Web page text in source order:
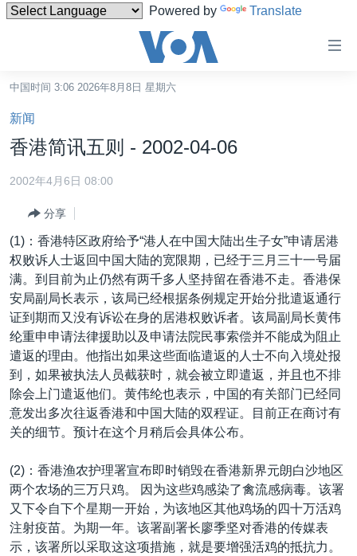
Powered by Translate
碍
链
接
转
转
到
导
航
跳
转
到
检
港澳
国际
最新国际新闻
印太
中东
欧洲
非洲
美洲
分类新闻
经济·金融·贸易
人权·法律·宗教
科教·文娱·体健
军事
劳工
美中关系
热点专题
白宫要闻
国会报道
美中关系
埃博拉疫情
美国之音专访
重要讲话与声明
VOA视频
VOA今日焦点
中文广播
关注我们
中国时间 3:06 2026年8月8日 星期六
新闻
香港简讯五则 - 2002-04-06
2002年4月6日 08:00
分享
(1)：香港特区政府给予“港人在中国大陆出生子女”申请居港
权败诉人士返回中国大陆的宽限期，已经于三月三十一号届
满。到目前为止仍然有两千多人坚持留在香港不走。香港保
安局副局长表示，该局已经根据条例规定开始分批遣返通行
证到期而又没有诉讼在身的居港权败诉者。该局副局长黄伟
纶重申申请法律援助以及申请法院民事索偿并不能成为阻止
遣返的理由。他指出如果这些面临遣返的人士不向入境处报
到，如果被执法人员截获时，就会被立即遣返，并且也不排
除会上门遣返他们。黄伟纶也表示，中国的有关部门已经同
意发出多次往返香港和中国大陆的双程证。目前正在商讨有
关的细节。预计在这个月稍后会具体公布。
(2)：香港渔农护理署宣布即时销毁在香港新界元朗白沙地区
两个农场的三万只鸡。 因为这些鸡感染了禽流感病毒。该署
又下令自下个星期一开始，为该地区其他鸡场的四十万活鸡
注射疫苗。为期一年。该署副署长廖季坚对香港的传媒表
示，该署所以采取这这项措施，就是要增强活鸡的抵抗力。